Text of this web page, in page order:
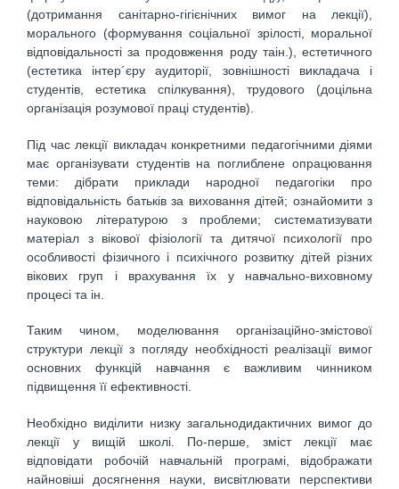
(дотримання санітарно-гігієнічних вимог на лекції),
морального (формування соціальної зрілості, моральної
відповідальності за продовження роду таін.), естетичного
(естетика інтер´єру аудиторії, зовнішності викладача і
студентів, естетика спілкування), трудового (доцільна
організація розумової праці студентів).
Під час лекції викладач конкретними педагогічними діями
має організувати студентів на поглиблене опрацювання
теми: дібрати приклади народної педагогіки про
відповідальність батьків за виховання дітей; ознайомити з
науковою літературою з проблеми; систематизувати
матеріал з вікової фізіології та дитячої психології про
особливості фізичного і психічного розвитку дітей різних
вікових груп і врахування їх у навчально-виховному
процесі та ін.
Таким чином, моделювання організаційно-змістової
структури лекції з погляду необхідності реалізації вимог
основних функцій навчання є важливим чинником
підвищення її ефективності.
Необхідно виділити низку загальнодидактичних вимог до
лекції у вищій школі. По-перше, зміст лекції має
відповідати робочій навчальній програмі, відображати
найновіші досягнення науки, висвітлювати перспективи